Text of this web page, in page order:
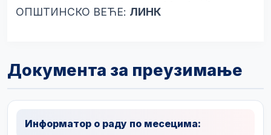
ОПШТИНСКО ВЕЋЕ: ЛИНК
Документа за преузимање
Информатор о раду по месецима: